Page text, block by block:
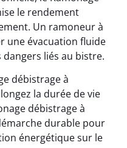
le rendement
Un ramoneur à
une évacuation fluide
liés au bistre.
débistrage à
la durée de vie
débistrage à
durable pour
énergétique sur le